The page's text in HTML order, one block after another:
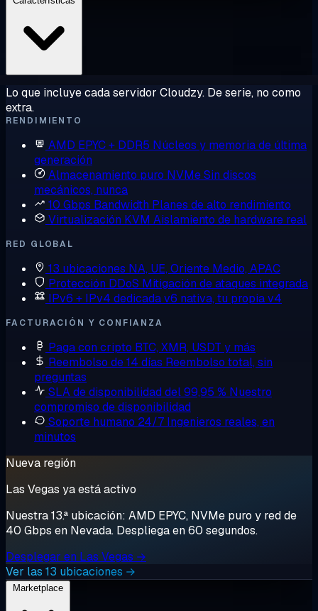
Lo que incluye cada servidor Cloudzy. De serie, no como
extra.
RENDIMIENTO
AMD EPYC + DDR5 Núcleos y memoria de última
generación
Almacenamiento puro NVMeSin discos
mecánicos, nunca
10 Gbps Bandwidth Planes de alto rendimiento
Virtualización KVM Aislamiento de hardware real
RED GLOBAL
13 ubicaciones NA, UE, Oriente Medio, APAC
Protección DDoS Mitigación de ataques integrada
IPv6 + IPv4 dedicadav6 nativa, tu propia v4
FACTURACIÓN Y CONFIANZA
Paga con cripto BTC, XMR, USDT y más
Reembolso de 14 días Reembolso total, sin
preguntas
SLA de disponibilidad del 99,95 % Nuestro
compromiso de disponibilidad
Soporte humano 24/7 Ingenieros reales, en
minutos
Nueva región
Las Vegas ya está activo
Nuestra 13.ª ubicación: AMD EPYC, NVMe puro y red de
40 Gbps en Nevada. Despliega en 60 segundos.
Desplegar en Las Vegas →
Ver las 13 ubicaciones →